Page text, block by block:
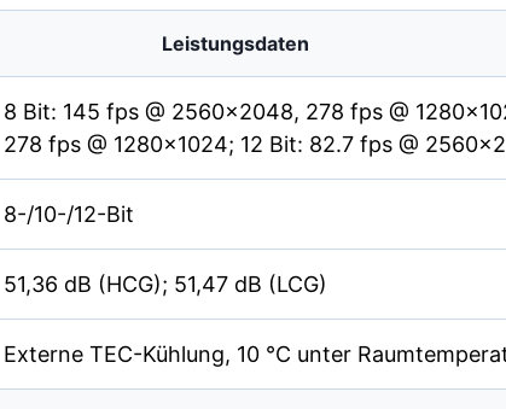
Leistungsdaten
8 Bit: 145 fps @ 2560×2048, 278 fps @
278 fps @ 1280×1024; 12 Bit: 82.7 fps @
8-/10-/12-Bit
51,36 dB (HCG); 51,47 dB (LCG)
Externe TEC-Kühlung, 10 °C unter